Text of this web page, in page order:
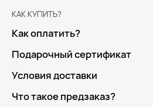
КАК КУПИТЬ?
Как оплатить?
Подарочный сертификат
Условия доставки
Что такое предзаказ?